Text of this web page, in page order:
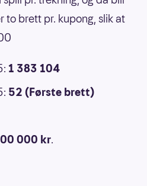
brett pr. kupong, slik at
1 383 104
52 (Første brett)
000 kr.